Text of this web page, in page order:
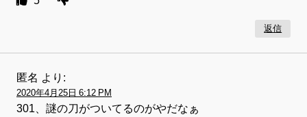
返信
匿名 より:
2020年4月25日 6:12 PM
301、謎の刀がついてるのがやだなぁ